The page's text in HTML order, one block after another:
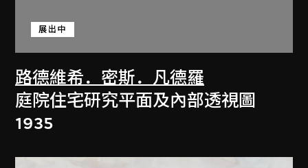
路德維希．密斯．凡德羅
展出中
庭院住宅研究平面及內部透視圖
1935